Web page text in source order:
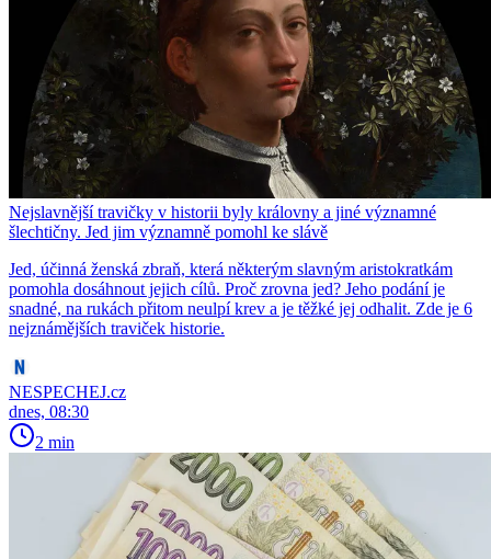
Nejslavnější travičky v historii byly královny a jiné významné
šlechtičny. Jed jim významně pomohl ke slávě
Jed, účinná ženská zbraň, která některým slavným aristokratkám
pomohla dosáhnout jejich cílů. Proč zrovna jed? Jeho podání je
snadné, na rukách přitom neulpí krev a je těžké jej odhalit. Zde je 6
nejznámějších traviček historie.
NESPECHEJ.cz
dnes, 08:30
2 min